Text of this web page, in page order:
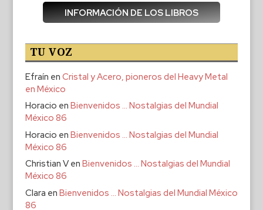
INFORMACIÓN DE LOS LIBROS
TU VOZ
Efraín en Cristal y Acero, pioneros del Heavy Metal
en México
Horacio en Bienvenidos … Nostalgias del Mundial
México 86
Horacio en Bienvenidos … Nostalgias del Mundial
México 86
Christian Ven Bienvenidos … Nostalgias del Mundial
México 86
Clara en Bienvenidos … Nostalgias del Mundial México
86